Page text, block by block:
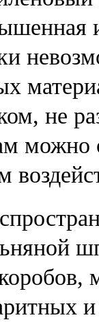
не
можно